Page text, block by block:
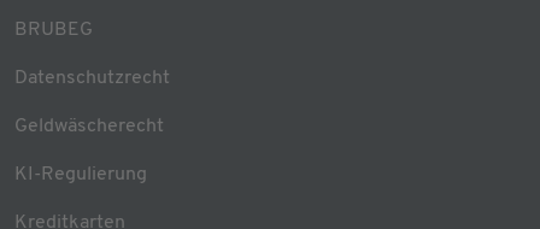
BRUBEG
Datenschutzrecht
Geldwäscherecht
KI-Regulierung
Kreditkarten